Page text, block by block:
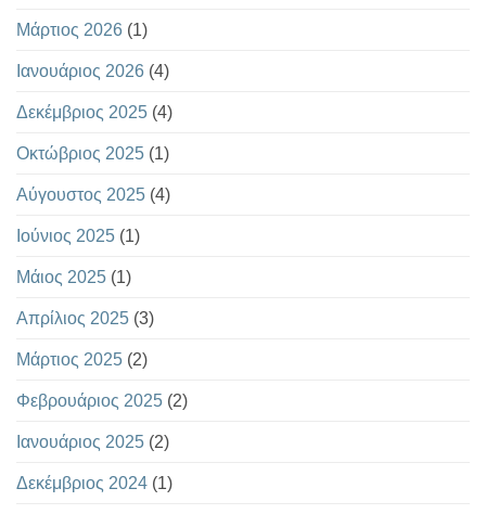
Μάρτιος 2026 (1)
Ιανουάριος 2026 (4)
Δεκέμβριος 2025 (4)
Οκτώβριος 2025 (1)
Αύγουστος 2025 (4)
Ιούνιος 2025 (1)
Μάιος 2025 (1)
Απρίλιος 2025 (3)
Μάρτιος 2025 (2)
Φεβρουάριος 2025 (2)
Ιανουάριος 2025 (2)
Δεκέμβριος 2024 (1)